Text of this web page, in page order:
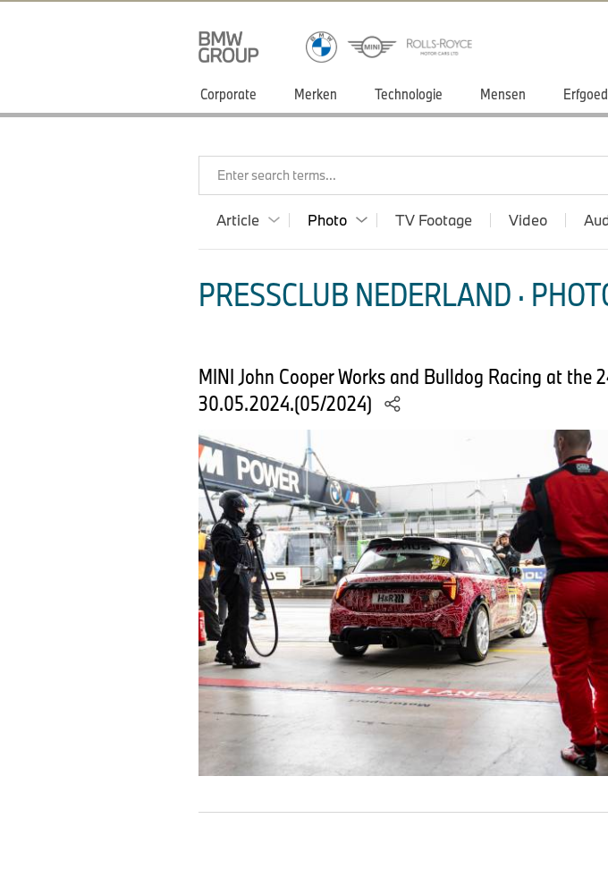
Corporate Merken Technologie Mensen Erfgoed
Enter search terms...
Article Photo TV Footage Video
PRESSCLUB NEDERLAND ·
MINI John Cooper Works and Bulldog Racing at
30.05.2024.(05/2024)